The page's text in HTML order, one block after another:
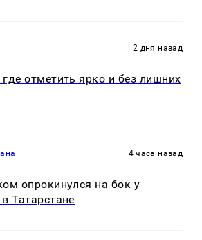
2 дня назад
отметить ярко и без лишних
4 часа назад
опрокинулся на бок у
Татарстане